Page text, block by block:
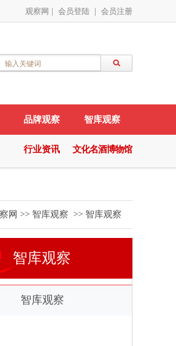
观察网 会员登陆 会员注册
品牌观察 智库观察
行业资讯 文化名酒博物馆
网 >> 智库观察 >> 智库观察
智库观察
智库观察